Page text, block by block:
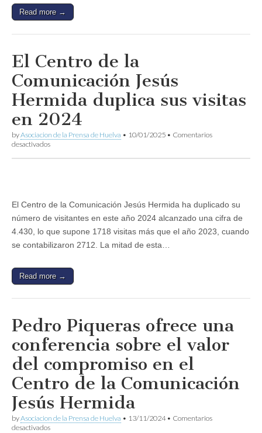
Famtrip
Read more →
El Centro de la
Comunicación Jesús
Hermida duplica sus visitas
en 2024
byAsociacion de la Prensa de Huelva • 10/01/2025 • Comentarios
desactivadosen
Jesús
Hermida
duplica
visitas
en
El Centro de la Comunicación Jesús Hermida ha duplicado su
número de visitantes en este año 2024 alcanzado una cifra de
4.430, lo que supone 1718 visitas más que el año 2023, cuando
se contabilizaron 2712. La mitad de esta…
Read more →
Pedro Piqueras ofrece una
conferencia sobre el valor
del compromiso en el
Centro de la Comunicación
Jesús Hermida
byAsociacion de la Prensa de Huelva • 13/11/2024• Comentarios
desactivadosen